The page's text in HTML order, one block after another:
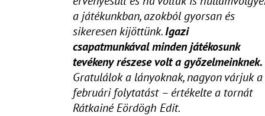
a játékunkban, azokból gyorsan és
sikeresen kijöttünk.Igazi
csapatmunkával minden játékosunk
tevékeny részese volt a győzelmeinknek.
Gratulálok a lányoknak, nagyon várjuk a
februári folytatást – értékelte a tornát
Rátkainé Eördögh Edit.